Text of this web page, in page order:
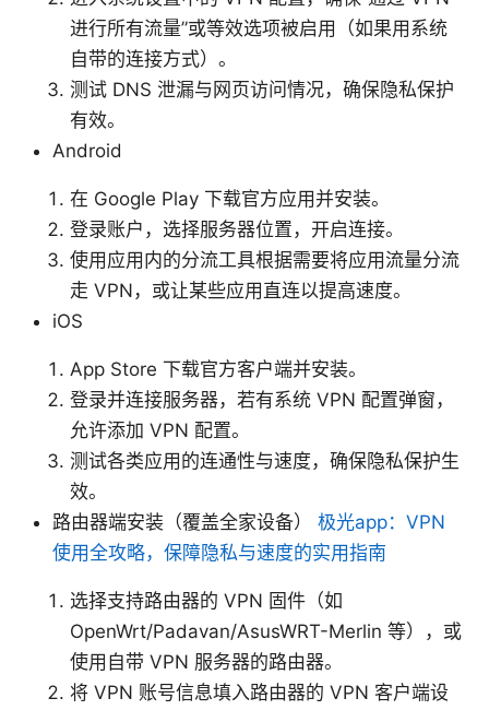
进行所有流量”或等效选项被启用（如果用系统
自带的连接方式）。
测试 DNS 泄漏与网页访问情况，确保隐私保护
有效。
Android
在 Google Play 下载官方应用并安装。
登录账户，选择服务器位置，开启连接。
使用应用内的分流工具根据需要将应用流量分流
走 VPN，或让某些应用直连以提高速度。
iOS
App Store 下载官方客户端并安装。
登录并连接服务器，若有系统 VPN 配置弹窗，
允许添加 VPN 配置。
测试各类应用的连通性与速度，确保隐私保护生
效。
路由器端安装（覆盖全家设备） 极光app：VPN
使用全攻略，保障隐私与速度的实用指南
选择支持路由器的 VPN 固件（如
OpenWrt/Padavan/AsusWRT-Merlin 等），或
使用自带 VPN 服务器的路由器。
将 VPN 账号信息填入路由器的 VPN 客户端设